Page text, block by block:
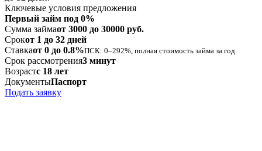
Ключевые условия предложения
Первый займ под 0%
Сумма займаот 3000 до 30000 руб.
Срокот 1 до 32 дней
Ставкаот 0 до 0.8%ПСК: 0–292%, полная стоимость займа за год
Срок рассмотрения3 минут
Возрастс 18 лет
ДокументыПаспорт
Подать заявку